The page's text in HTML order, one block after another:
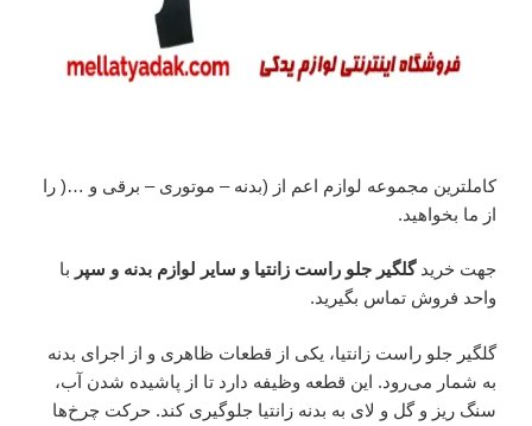
کاملترین مجموعه لوازم اعم از (بدنه – موتوری – برقی و …( را
از ما بخواهید.
جهت خریدگلگیر جلو راست زانتیا و سایر لوازم بدنه و سپر با
واحد فروش تماس بگیرید.
گلگیر جلو راست زانتیا، یکی از قطعات ظاهری و از اجرای بدنه
به شمار می‌رود. این قطعه وظیفه دارد تا از پاشیده شدن آب،
سنگ ریز و گل و لای به بدنه زانتیا جلوگیری کند. حرکت چرخ‌ها